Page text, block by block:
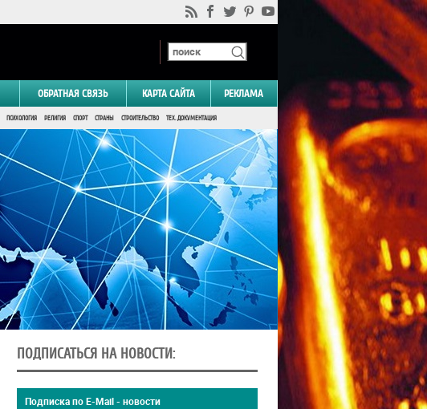
ОБРАТНАЯ СВЯЗЬ КАРТА САЙТА РЕКЛАМА
ПСИХОЛОГИЯ РЕЛИГИЯ СПОРТ СТРАНЫ СТРОИТЕЛЬСТВО ТЕХ. ДОКУМЕНТАЦИЯ
ПОДПИСАТЬСЯ НА НОВОСТИ:
Подписка по E-Mail - новости